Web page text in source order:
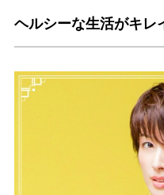
ヘルシーな生活がキレ